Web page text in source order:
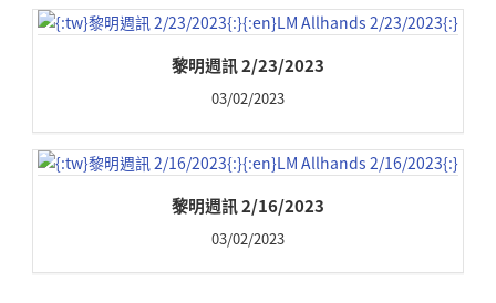
黎明週訊 2/23/2023
03/02/2023
黎明週訊 2/16/2023
03/02/2023